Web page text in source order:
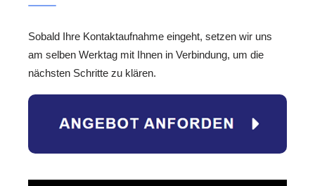
Sobald Ihre Kontaktaufnahme eingeht, setzen wir uns
am selben Werktag mit Ihnen in Verbindung, um die
nächsten Schritte zu klären.